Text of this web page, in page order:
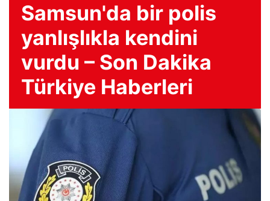
Samsun'da bir polis
yanlışlıkla kendini
vurdu – Son Dakika
Türkiye Haberleri